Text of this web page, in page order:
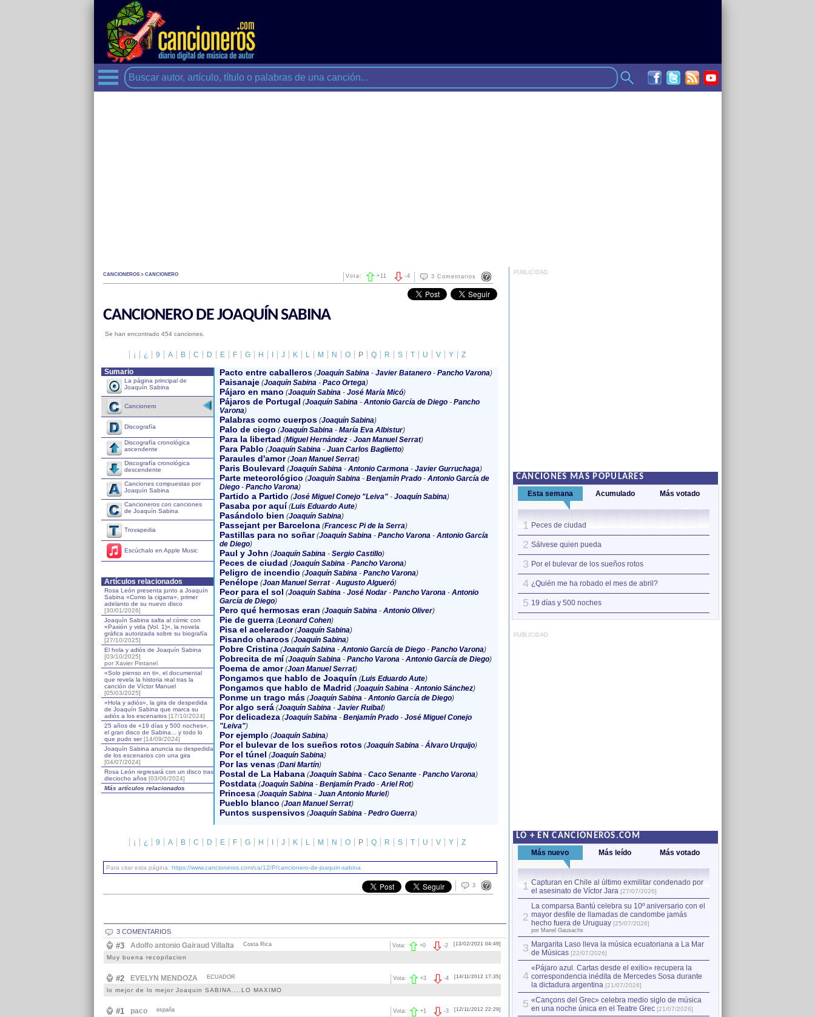
CANCIONEROS > CANCIONERO 3 Comentarios
-4
Vota: +11
CANCIONERO DE JOAQUÍN SABINA
Se han encontrado 454 canciones.
¡ ¿ 9 A B C D E F G H J K L M N O P Q R S T U V Y
Z
Sumario
La página principal de
Joaquín Sabina
Cancionero
Discografía
Discografía cronológica
ascendente
Discografía cronológica
descendente
Canciones compuestas por
Joaquín Sabina
Cancioneros con canciones
de Joaquín Sabina
Trovapedia
Escúchalo en Apple Music
Artículos relacionados
Rosa León presenta junto a Joaquín
Sabina «Como la cigarra», primer
adelanto de su nuevo disco
[30/01/2026]
Joaquín Sabina salta al cómic con
«Pasión y vida (Vol. 1)», la novela
gráfica autorizada sobre su biografía
[27/10/2025]
El hola y adiós de Joaquín Sabina
[03/10/2025]
por Xavier Pintanel
«Solo pienso en ti», el documental
que revela la historia real tras la
canción de Víctor Manuel
[05/03/2025]
«Hola y adiós», la gira de despedida
de Joaquín Sabina que marca su
adiós a los escenarios [17/10/2024]
25 años de «19 días y 500 noches»,
el gran disco de Sabina... y todo lo
que pudo ser[14/09/2024]
Joaquín Sabina anuncia su despedida
de los escenarios con una gira
[04/07/2024]
Rosa León regresará con un disco tras
dieciocho años [03/06/2024]
Más artículos relacionados
Pacto entre caballeros (Joaquín Sabina- Javier Batanero- Pancho Varona)
Paisanaje (Joaquín Sabina- Paco Ortega)
Pájaro en mano (Joaquín Sabina- José María Micó)
Pájaros de Portugal (Joaquín Sabina- Antonio García de Diego- Pancho
Varona)
Palabras como cuerpos (Joaquín Sabina)
Palo de ciego (Joaquín Sabina- María Eva Albistur)
Para la libertad (Miguel Hernández- Joan Manuel Serrat)
Para Pablo (Joaquín Sabina- Juan Carlos Baglietto)
Paraules d'amor (Joan Manuel Serrat)
Paris Boulevard (Joaquín Sabina- Antonio Carmona- Javier Gurruchaga)
Parte meteorológico (Joaquín Sabina- Benjamín Prado- Antonio García de
Diego- Pancho Varona)
Partido a Partido (José Miguel Conejo "Leiva"- Joaquín Sabina)
Pasaba por aquí (Luis Eduardo Aute)
Pasándolo bien (Joaquín Sabina)
Passejant per Barcelona (Francesc Pi de la Serra)
Pastillas para no soñar (Joaquín Sabina- Pancho Varona- Antonio García
de Diego)
Paul y John (Joaquín Sabina- Sergio Castillo)
Peces de ciudad (Joaquín Sabina- Pancho Varona)
Peligro de incendio (Joaquín Sabina- Pancho Varona)
Penélope (Joan Manuel Serrat- Augusto Algueró)
Peor para el sol (Joaquín Sabina- José Nodar- Pancho Varona- Antonio
García de Diego)
Pero qué hermosas eran (Joaquín Sabina- Antonio Oliver)
Pie de guerra (Leonard Cohen)
Pisa el acelerador (Joaquín Sabina)
Pisando charcos (Joaquín Sabina)
Pobre Cristina (Joaquín Sabina- Antonio García de Diego- Pancho Varona)
Pobrecita de mí (Joaquín Sabina- Pancho Varona- Antonio García de Diego)
Poema de amor (Joan Manuel Serrat)
Pongamos que hablo de Joaquín (Luis Eduardo Aute)
Pongamos que hablo de Madrid (Joaquín Sabina- Antonio Sánchez)
Ponme un trago más (Joaquín Sabina- Antonio García de Diego)
Por algo será (Joaquín Sabina- Javier Ruibal)
Por delicadeza (Joaquín Sabina- Benjamín Prado- José Miguel Conejo
"Leiva")
Por ejemplo (Joaquín Sabina)
Por el bulevar de los sueños rotos (Joaquín Sabina- Álvaro Urquijo)
Por el túnel (Joaquín Sabina)
Por las venas (Dani Martín)
Postal de La Habana (Joaquín Sabina- Caco Senante- Pancho Varona)
Postdata (Joaquín Sabina- Benjamín Prado- Ariel Rot)
Princesa (Joaquín Sabina- Juan Antonio Muriel)
Pueblo blanco (Joan Manuel Serrat)
Puntos suspensivos (Joaquín Sabina- Pedro Guerra)
¡ ¿ 9 A B C D E F G H J K L M N O P Q R S T U V Y Z
Para citar esta página: https://www.cancioneros.com/ca/12/P/cancionero-de-joaquin-sabina
3
3 COMENTARIOS
#3 Adolfo antonio Gairaud Villalta Costa Rica [13/02/2021 04:49]
-2
Vota: +0
Muy buena recopilacion
#2 EVELYN MENDOZA ECUADOR [14/11/2012 17:35]
-4
Vota: +3
lo mejor de lo mejor Joaquin SABINA....LO MAXIMO
#1 paco españa [12/11/2012 22:29]
-3
Vota: +1
PUBLICIDAD
CANCIONES MÁS POPULARES
Esta semana Acumulado Más votado
1 Peces de ciudad
2 Sálvese quien pueda
3 Por el bulevar de los sueños rotos
4 ¿Quién me ha robado el mes de abril?
5 19 días y 500 noches
PUBLICIDAD
LO + EN CANCIONEROS.COM
Más nuevo Más leído Más votado
1 Capturan en Chile al último exmilitar condenado por
el asesinato de Víctor Jara [27/07/2026]
2
La comparsa Bantú celebra su 10º aniversario con el
mayor desfile de llamadas de candombe jamás
hecho fuera de Uruguay [25/07/2026]
por Manel Gausachs
3 Margarita Laso lleva la música ecuatoriana a La Mar
de Músicas [22/07/2026]
4
«Pájaro azul. Cartas desde el exilio» recupera la
correspondencia inédita de Mercedes Sosa durante
la dictadura argentina [21/07/2026]
5 «Cançons del Grec» celebra medio siglo de música
en una noche única en el Teatre Grec [21/07/2026]